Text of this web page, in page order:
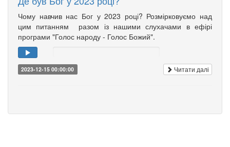
Чому навчив нас Бог у 2023 році? Розмірковуємо над
цим питанням разом із нашими слухачами в ефірі
програми "Голос народу - Голос Божий".
2023-12-15 00:00:00 Читати далі